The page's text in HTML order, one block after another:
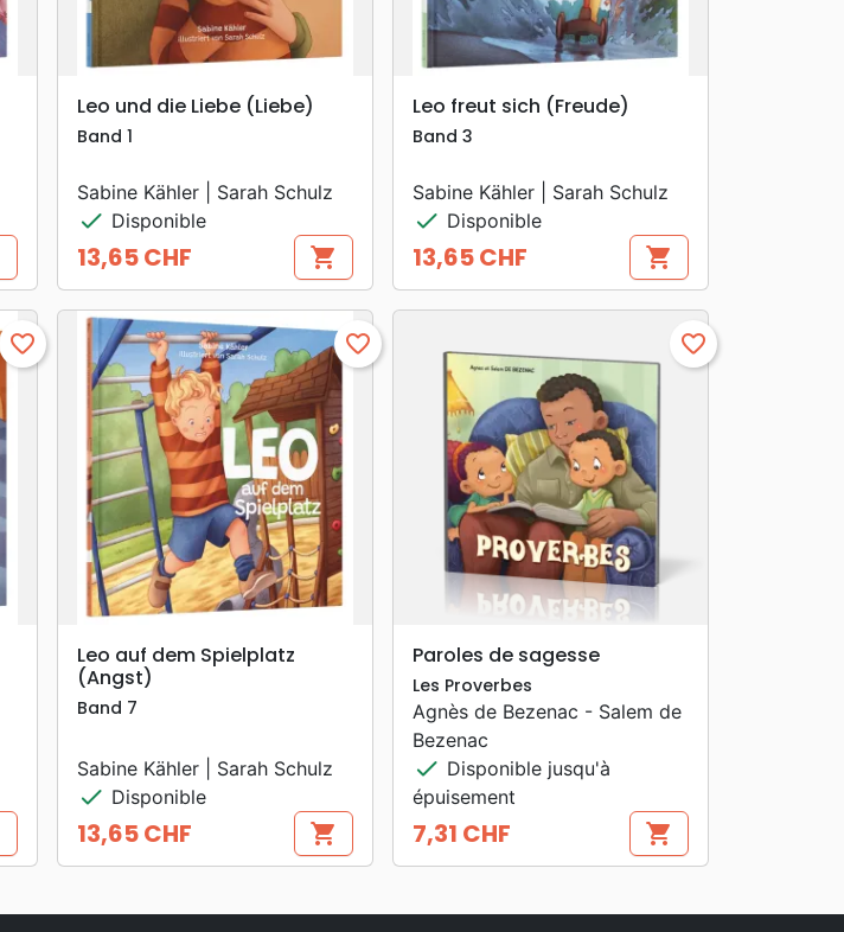
search APERÇU RAPIDE
Leo und die Liebe (Liebe)
Band 1
Sabine Kähler | Sarah Schulz
check Disponible
Prix
13,65 CHF shopping_cart
searchAPERÇU RAPIDE
Leo freut sich (Freude)
Band 3
Sabine Kähler | Sarah Schulz
check Disponible
Prix
13,65 CHF shopping_cart
favorite_border
search APERÇU RAPIDE
favorite_border
Leo auf dem Spielplatz
(Angst)
Band 7
Sabine Kähler | Sarah Schulz
check Disponible
Prix
13,65 CHF shopping_cart
search APERÇU RAPIDE
favorite_border
Paroles de sagesse
Les Proverbes
Agnès de Bezenac - Salem de
Bezenac
check Disponible jusqu'à
épuisement
Prix
7,31 CHF shopping_cart